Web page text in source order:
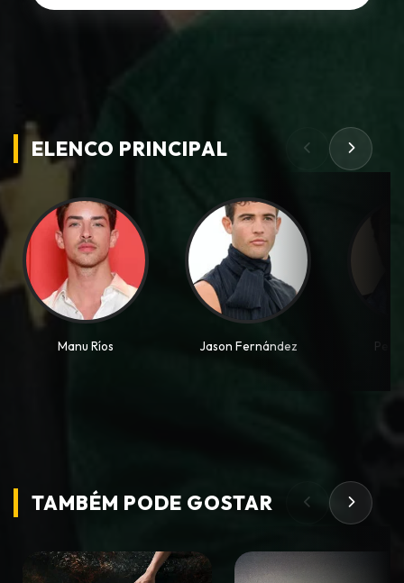
ELENCO PRINCIPAL
Manu Ríos Jason Fernández
TAMBÉM PODE GOSTAR